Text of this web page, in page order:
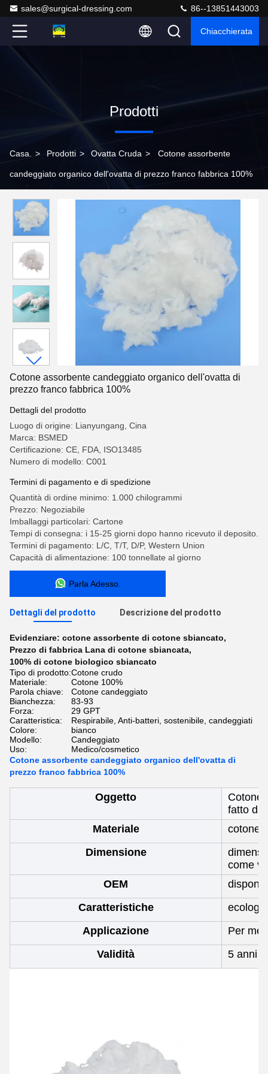
sales@surgical-dressing.com 86--13851443003
Chiacchierata
Prodotti
Casa. > Prodotti > Ovatta Cruda > Cotone assorbente
candeggiato organico dell'ovatta di prezzo franco fabbrica 100%
Cotone assorbente candeggiato organico dell'ovatta di
prezzo franco fabbrica 100%
Dettagli del prodotto
Luogo di origine: Lianyungang, Cina
Marca: BSMED
Certificazione: CE, FDA, ISO13485
Numero di modello: C001
Termini di pagamento e di spedizione
Quantità di ordine minimo: 1.000 chilogrammi
Prezzo: Negoziabile
Imballaggi particolari: Cartone
Tempi di consegna: i 15-25 giorni dopo hanno ricevuto il deposito.
Termini di pagamento: L/C, T/T, D/P, Western Union
Capacità di alimentazione: 100 tonnellate al giorno
Parla Adesso.
Dettagli del prodotto Descrizione del prodotto
Evidenziare: cotone assorbente di cotone sbiancato,
Prezzo di fabbrica Lana di cotone sbiancata,
100% di cotone biologico sbiancato
Tipo di prodotto:Cotone crudo
Materiale:
Cotone 100%
Parola chiave:
Cotone candeggiato
Bianchezza:
83-93
Forza:
29 GPT
Caratteristica:
Respirabile, Anti-batteri, sostenibile, candeggiati
Colore:
bianco
Modello:
Candeggiato
Uso:
Medico/cosmetico
Cotone assorbente candeggiato organico dell'ovatta di
prezzo franco fabbrica 100%
Oggetto
Cotone
fatto
Materiale
cotone
Dimensione
come
OEM
Caratteristiche
Applicazione
Per
Validità
5 anni